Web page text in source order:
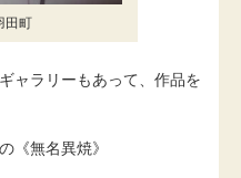
町
ャラリーもあって、作品を
《無名異焼》